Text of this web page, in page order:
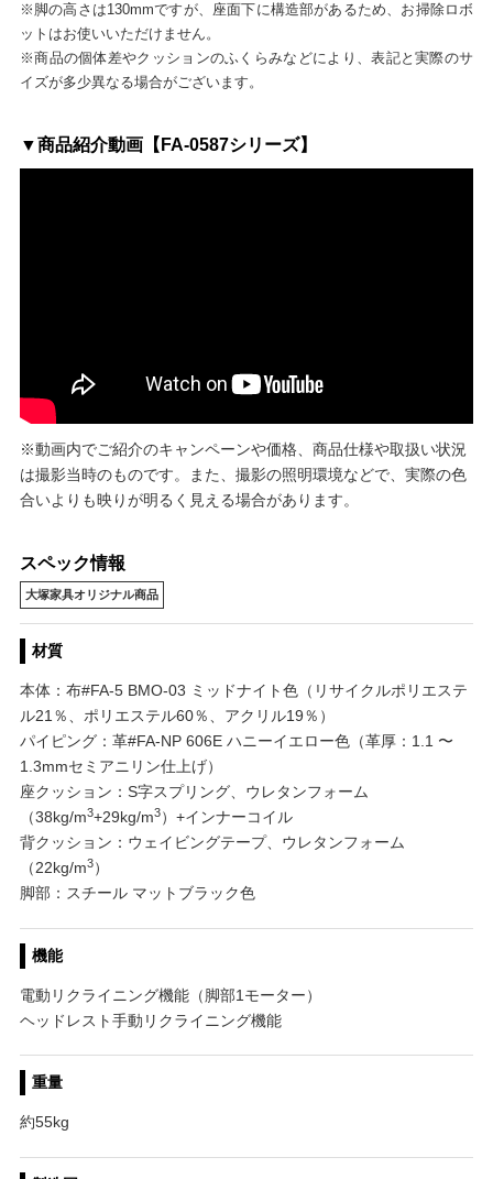
※脚の高さは130mmですが、座面下に構造部があるため、お掃除ロボ
ットはお使いいただけません。
※商品の個体差やクッションのふくらみなどにより、表記と実際のサ
イズが多少異なる場合がございます。
▼商品紹介動画【FA-0587シリーズ】
※動画内でご紹介のキャンペーンや価格、商品仕様や取扱い状況
は撮影当時のものです。また、撮影の照明環境などで、実際の色
合いよりも映りが明るく見える場合があります。
スペック情報
大塚家具オリジナル商品
材質
本体：布#FA-5 BMO-03 ミッドナイト色（リサイクルポリエステ
ル21％、ポリエステル60％、アクリル19％）
パイピング：革#FA-NP 606E ハニーイエロー色（革厚：1.1 〜
1.3mmセミアニリン仕上げ）
座クッション：S字スプリング、ウレタンフォーム
（38kg/m3+29kg/m3）+インナーコイル
背クッション：ウェイビングテープ、ウレタンフォーム
（22kg/m3）
脚部：スチール マットブラック色
機能
電動リクライニング機能（脚部1モーター）
ヘッドレスト手動リクライニング機能
重量
約55kg